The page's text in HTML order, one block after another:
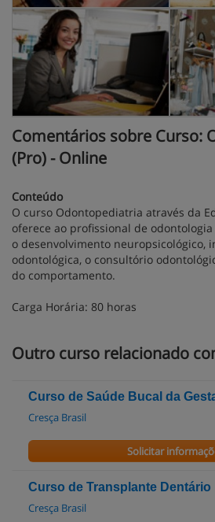
Comentários sobre Curso:
(Pro) - Online
Conteúdo
O curso Odontopediatria através da
oferece ao profissional de
o desenvolvimento neuropsicológico,
odontológica, o consultório
do comportamento.
Carga Horária: 80 horas
Outro curso relacionado
Curso de Saúde Bucal da
Cresça Brasil
Solicitar
Curso de Transplante Dentário
Cresça Brasil